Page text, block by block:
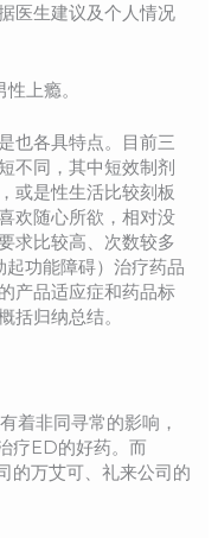
医生建议及个人情况
上瘾。
也各具特点。目前三
不同，其中短效制剂
或是性生活比较刻板
欢随心所欲，相对没
求比较高、次数较多
功能障碍）治疗药品
产品适应症和药品标
括归纳总结。
着非同寻常的影响，
疗ED的好药。而
的万艾可、礼来公司的